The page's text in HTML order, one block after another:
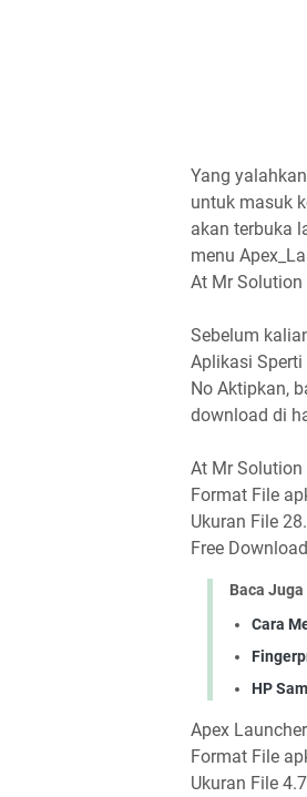
Yang
untuk masuk
akan terbuka
menu
At Mr Solution
Sebelum
Aplikasi Sperti
No Aktipkan,
download di
At Mr
Format File
Ukuran File
Free
Baca Juga
Cara
HP
Apex
Format File
Ukuran File